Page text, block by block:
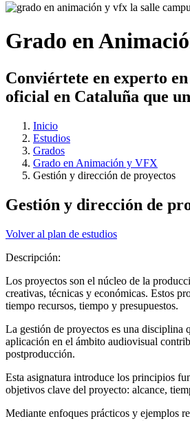
Grado en
Conviértete en experto
oficial en Cataluña que
Inicio
Estudios
Grados
Grado en Animación y VFX
Gestión y dirección de proyectos
Gestión y dirección de
Volver al plan de estudios
Descripción:
Los proyectos son el núcleo de la
creativas, técnicas y económicas. Estos
tiempo recursos, tiempo y presupuestos.
La gestión de proyectos es una disciplina
aplicación en el ámbito audiovisual
postproducción.
Esta asignatura introduce los principios
objetivos clave del proyecto: alcance,
Mediante enfoques prácticos y ejemplos